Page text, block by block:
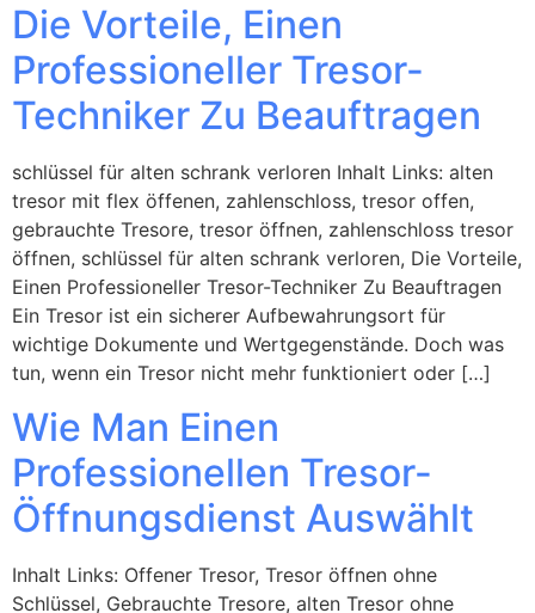
Die Vorteile, Einen
Professioneller Tresor-
Techniker Zu Beauftragen
schlüssel für alten schrank verloren Inhalt Links: alten
tresor mit flex öffenen, zahlenschloss, tresor offen,
gebrauchte Tresore, tresor öffnen, zahlenschloss tresor
öffnen, schlüssel für alten schrank verloren, Die Vorteile,
Einen Professioneller Tresor-Techniker Zu Beauftragen
Ein Tresor ist ein sicherer Aufbewahrungsort für
wichtige Dokumente und Wertgegenstände. Doch was
tun, wenn ein Tresor nicht mehr funktioniert oder […]
Wie Man Einen
Professionellen Tresor-
Öffnungsdienst Auswählt
Inhalt Links: Offener Tresor, Tresor öffnen ohne
Schlüssel, Gebrauchte Tresore, alten Tresor ohne